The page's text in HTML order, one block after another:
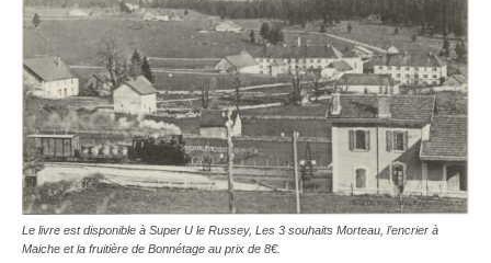
Le livre est disponible à Super U le Russey, Les 3 souhaits Morteau, l’encrier à
Maiche et la fruitière de Bonnétage au prix de 8€.